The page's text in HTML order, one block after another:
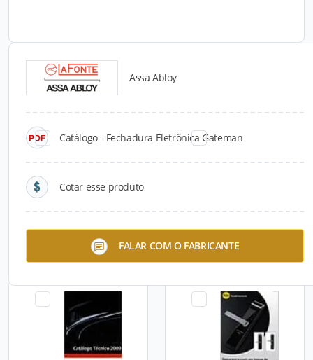
Assa Abloy
Catálogo - Fechadura Eletrônica Gateman
Cotar esse produto
FALAR COM O FABRICANTE
Catálogos para Download
Conjunto 404 Linha
Arquiteto